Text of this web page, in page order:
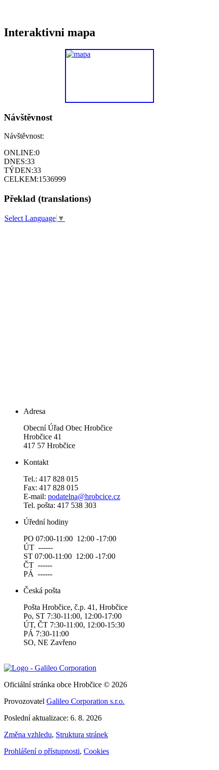
Interaktivni mapa
Návštěvnost
Návštěvnost:
ONLINE:0
DNES:33
TÝDEN:33
CELKEM:1536999
Překlad (translations)
Select Language ▼
Adresa
Obecní Úřad Obec Hrobčice
Hrobčice 41
417 57 Hrobčice
Kontakt
Tel.: 417 828 015
Fax: 417 828 015
E-mail: podatelna@hrobcice.cz
Tel. pošta: 417 538 303
Úřední hodiny
PO 07:00-11:00 12:00 -17:00
ÚT ------
ST 07:00-11:00 12:00 -17:00
ČT ------
PÁ ------
Česká pošta
Pošta Hrobčice, č.p. 41, Hrobčice
Po, ST 7:30-11:00, 12:00-17:00
ÚT, ČT 7:30-11:00, 12:00-15:30
PÁ 7:30-11:00
SO, NE Zavřeno
Oficiální stránka obce Hrobčice © 2026
Provozovatel Galileo Corporation s.r.o.
Poslední aktualizace: 6. 8. 2026
Změna vzhledu, Struktura stránek
Prohlášení o přístupnosti, Cookies